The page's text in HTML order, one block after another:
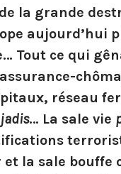
la grande
aujourd’hui
Tout ce qui
réseau
jadis… La sale vie
la sale bouffe